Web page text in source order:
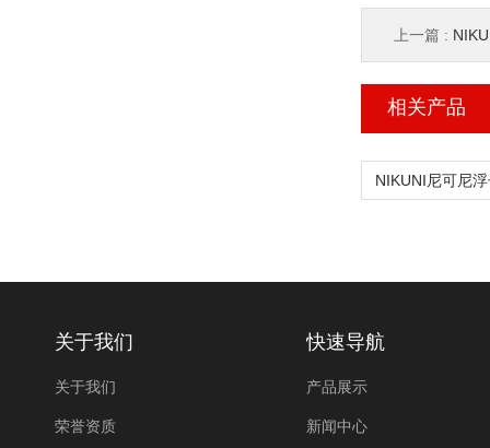
上一篇 :
相关产品
关于我们
关于我们
荣誉资质
快速导航
产品展示
新闻中心